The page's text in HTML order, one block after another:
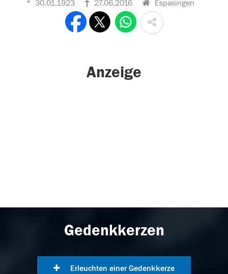
30.01.1923 27.06.2016 Espasingen
Anzeige
Gedenkkerzen
Erleuchten einer Gedenkkerze